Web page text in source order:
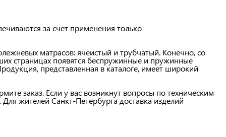
за счет применения только
матрасов: ячеистый и трубчатый. Конечно, со
страницах появятся беспружинные и пружинные
представленная в каталоге, имеет широкий
заказ. Если у вас возникнут вопросы по техническим
жителей Санкт-Петербурга доставка изделий